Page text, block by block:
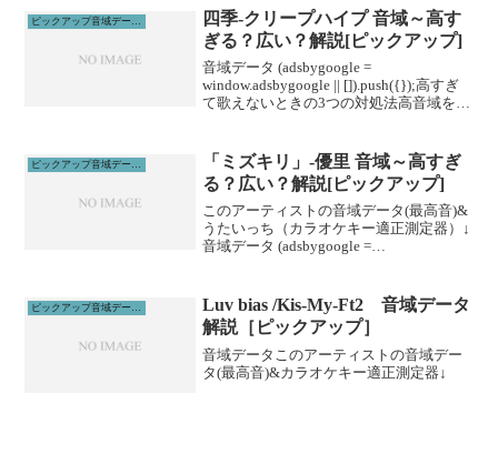
ルに通うこと...
四季-クリープハイプ 音域～高す
ぎる？広い？解説[ピックアップ]
音域データ (adsbygoogle =
window.adsbygoogle || []).push({});高すぎ
て歌えないときの3つの対処法高音域を広
ルに通うこと...
ピックアップ音域データ解説
「ミズキリ」-優里 音域～高すぎ
る？広い？解説[ピックアップ]
このアーティストの音域データ(最高音)&
うたいっち（カラオケキー適正測定器）↓
音域データ (adsbygoogle =
げる高...
ピックアップ音域データ解説
Luv bias /Kis-My-Ft2 音域データ
解説［ピックアップ］
音域データこのアーティストの音域デー
タ(最高音)&カラオケキー適正測定器↓